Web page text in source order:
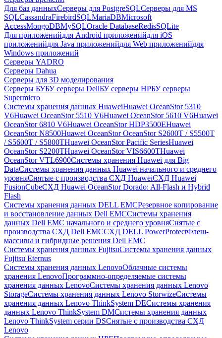
Для баз данныхСерверы для PostgreSQLСерверы для MS
SQLCassandraFirebirdSQLMariaDBMicrosoft
AccessMongoDBMySQLOracle DatabaseRedisSQLite
Для приложенийдля Android приложенийдля iOS
приложенийдля Java приложенийдля Web приложенийдля
Windows приложений
Серверы YADRO
Серверы Dahua
Серверы для 3D моделирования
Серверы БУБУ серверы DellБУ серверы HPБУ серверы
Supermicro
Системы хранения данных HuaweiHuawei OceanStor 5310
V6Huawei OceanStor 5510 V6Huawei OceanStor 5610 V6Huawei
OceanStor 6810 V6Huawei OceanStor HDP3500EHuawei
OceanStor N8500Huawei OceanStor OceanStor S2600T / S5500T
/ S5600T / S5800THuawei OceanStor Pacific SeriesHuawei
OceanStor S2200THuawei OceanStor VIS6600THuawei
OceanStor VTL6900Системы хранения Huawei для Big
DataСистемы хранения данных Huawei начального и среднего
уровняСнятые с производства СХД HuaweiСХД Huawei
FusionCubeСХД Huawei OceanStor Dorado: All-Flash и Hybrid
Flash
Системы хранения данных DELL EMCРезервное копирование
и восстановление данных Dell EMCСистемы хранения
данных Dell EMC начального и среднего уровняСнятые с
производства СХД Dell EMCСХД DELL PowerProtectФлеш-
массивы и гибридные решения Dell EMC
Системы хранения данных FujitsuСистемы хранения данных
Fujitsu Eternus
Системы хранения данных LenovoОблачные системы
хранения LenovoПрограммно-определяемые системы
хранения данных LenovoСистемы хранения данных Lenovo
StorageСистемы хранения данных Lenovo StorwizeСистемы
хранения данных Lenovo ThinkSystem DEСистемы хранения
данных Lenovo ThinkSystem DMСистемы хранения данных
Lenovo ThinkSystem серии DSСнятые с производства СХД
Lenovo